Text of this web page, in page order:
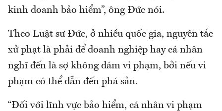
kinh doanh bảo hiểm”, ông Đức nói.
Theo Luật sư Đức, ở nhiều quốc gia, nguyên tắc
xử phạt là phải để doanh nghiệp hay cá nhân
nghĩ đến là sợ không dám vi phạm, bởi nếu vi
phạm có thể dẫn đến phá sản.
“Đối với lĩnh vực bảo hiểm, cá nhân vi phạm